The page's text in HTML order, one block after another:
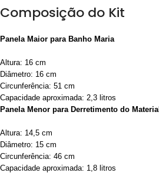
Composição do Kit
Panela Maior para Banho Maria
Altura: 16 cm
Diâmetro: 16 cm
Circunferência: 51 cm
Capacidade aproximada: 2,3 litros
Panela Menor para Derretimento do Material
Altura: 14,5 cm
Diâmetro: 15 cm
Circunferência: 46 cm
Capacidade aproximada: 1,8 litros